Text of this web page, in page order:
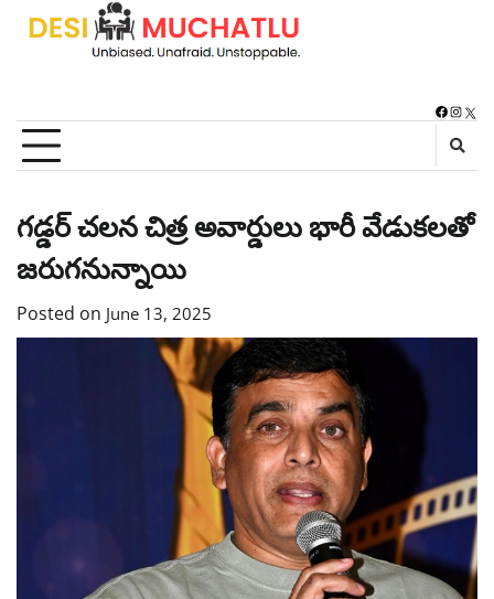
Skip
X
గడ్డర్ చలన చిత్ర అవార్డులు భారీ వేడుకలతో
జరుగనున్నాయి
Posted on June 13, 2025